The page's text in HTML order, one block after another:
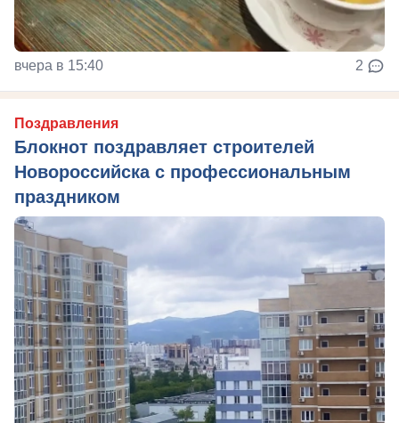
вчера в 15:40 2
Поздравления
Блокнот поздравляет строителей
Новороссийска с профессиональным
праздником